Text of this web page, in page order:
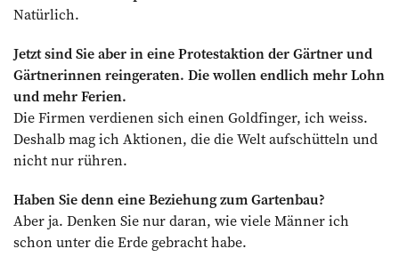
Natürlich.
Jetzt sind Sie aber in eine Protestaktion der Gärtner und
Gärtnerinnen reingeraten. Die wollen endlich mehr Lohn
und mehr Ferien.
Die Firmen verdienen sich einen Goldfinger, ich weiss.
Deshalb mag ich Aktionen, die die Welt aufschütteln und
nicht nur ­rühren.
Haben Sie denn eine Beziehung zum Gartenbau?
Aber ja. Denken Sie nur daran, wie viele Männer ich
schon unter die Erde gebracht habe.